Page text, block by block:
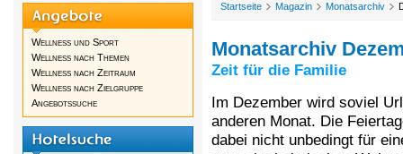
Wellness und Sport
Wellness nach Themen
Wellness nach Zeitraum
Wellness nach Zielgruppe
Angebotssuche
Startseite Magazin Monatsarchiv
Monatsarchiv
Zeit für die Familie
Im Dezember wird soviel
anderen Monat. Die
dabei nicht unbedingt für